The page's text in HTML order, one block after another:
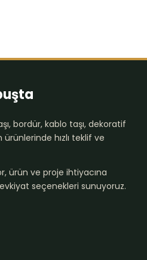
bordür, kablo taşı, dekoratif
hızlı teklif ve
ürün ve proje ihtiyacına
seçenekleri sunuyoruz.